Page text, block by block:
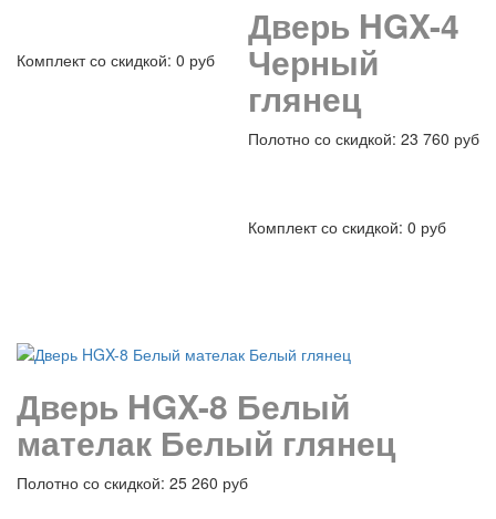
Комплект со скидкой: 0 руб
Дверь HGX-4
Черный
глянец
Полотно со скидкой: 23 760 руб
Комплект со скидкой: 0 руб
Дверь HGX-8 Белый
мателак Белый глянец
Полотно со скидкой: 25 260 руб